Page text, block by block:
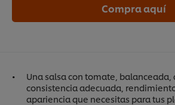
Una salsa con tomate,
consistencia adecuada,
apariencia que necesitas para tus
Compra aquí